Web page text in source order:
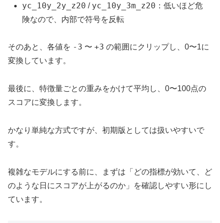
yc_10y_2y_z20 / yc_10y_3m_z20 ：低いほど危
険なので、内部で符号を反転
そのあと、各値を -3 〜 +3 の範囲にクリップし、0〜1に
変換しています。
最後に、特徴量ごとの重みをかけて平均し、0〜100点の
スコアに変換します。
かなり単純な方式ですが、初期版としては扱いやすいで
す。
複雑なモデルにする前に、まずは「どの指標が効いて、ど
のような日にスコアが上がるのか」を確認しやすい形にし
ています。